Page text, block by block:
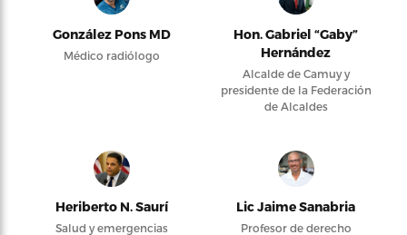
González Pons MD
Médico radiólogo
Hon. Gabriel “Gaby”
Hernández
Alcalde de Camuy y
presidente de la Federación
de Alcaldes
Heriberto N. Saurí
Salud y emergencias
Lic Jaime Sanabria
Profesor de derecho